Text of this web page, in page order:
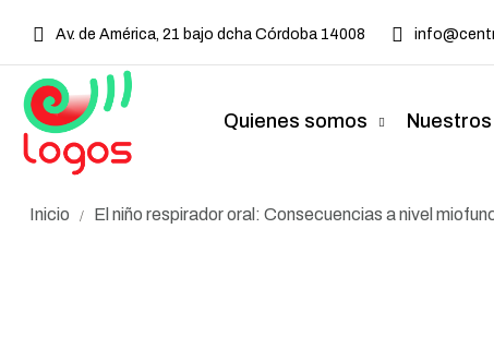
Av. de América, 21 bajo dcha Córdoba 14008
Quienes somos
Inicio / El niño respirador oral: Consecuencias a nivel